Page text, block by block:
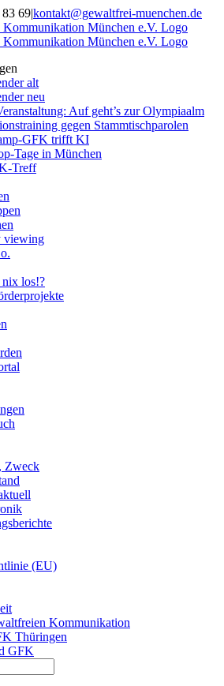
69|kontakt@gewaltfrei-muenchen.de
alt
neu
Auf geht’s zur Olympiaalm
gegen Stammtischparolen
GFK trifft KI
Tage in München
Treff
viewing
los!?
Zweck
(EU)
Kommunikation
Thüringen
GFK